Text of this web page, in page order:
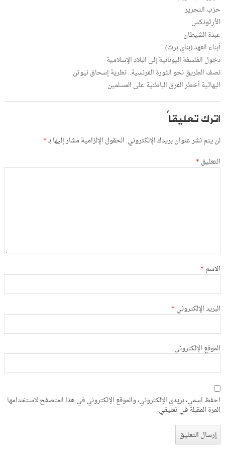
حزب التحرير
الأرثوذكس
عبدة الشيطان
أبناء العهد (بناي برث)
دخول الفلسفة اليونانية إلى البلاد الإسلامية
نصف الطريق نحو الثورة الفرنسية.. نظرية إسحاق نيوتن
البهائية أخطر الفرق الباطنية على المسلمين
اترك تعليقاً
لن يتم نشر عنوان بريدك الإلكتروني. الحقول الإلزامية مشار إليها بـ*
التعليق *
الاسم *
البريد الإلكتروني *
الموقع الإلكتروني
احفظ اسمي، بريدي الإلكتروني، والموقع الإلكتروني في هذا المتصفح لاستخدامها
المرة المقبلة في تعليقي.